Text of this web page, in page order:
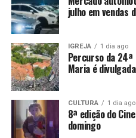
julho em vendas
IGREJA 1 dia ago
Percurso da 24ª
Maria é
CULTURA 1 dia ago
8ª edição do
domingo